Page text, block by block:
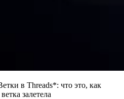
в Threads*: что это, как
залетела